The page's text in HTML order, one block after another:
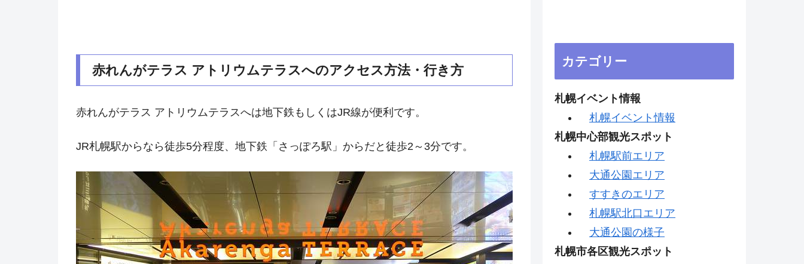
赤れんがテラス アトリウムテラスへのアクセス方法・行き方
赤れんがテラス アトリウムテラスへは地下鉄もしくはJR線が便利です。
JR札幌駅からなら徒歩5分程度、地下鉄「さっぽろ駅」からだと徒歩2～3分です。
カテゴリー
札幌イベント情報
札幌イベント情報
札幌中心部観光スポット
札幌駅前エリア
大通公園エリア
すすきのエリア
札幌駅北口エリア
大通公園の様子
札幌市各区観光スポット